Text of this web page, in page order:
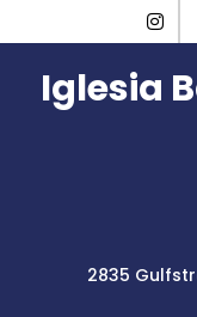
to
contentIglesia
2835